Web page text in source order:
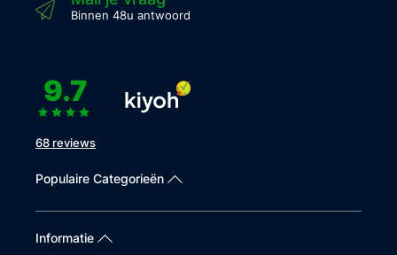
Binnen 48u antwoord
9.7
68 reviews
Populaire Categorieën
Informatie